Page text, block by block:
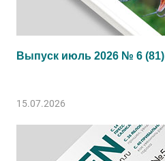
Выпуск июль 2026 № 6 (81)
15.07.2026